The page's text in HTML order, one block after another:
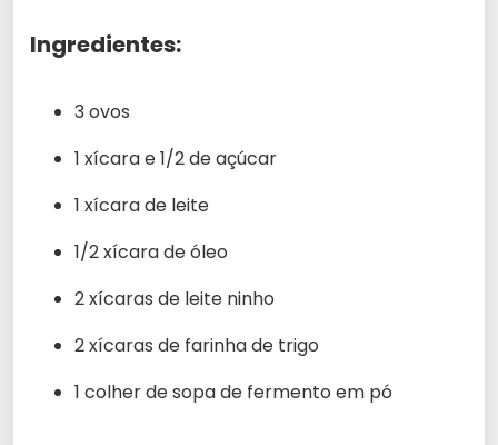
Ingredientes:
3 ovos
1 xícara e 1/2 de açúcar
1 xícara de leite
1/2 xícara de óleo
2 xícaras de leite ninho
2 xícaras de farinha de trigo
1 colher de sopa de fermento em pó